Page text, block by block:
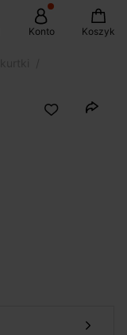
Konto Koszyk